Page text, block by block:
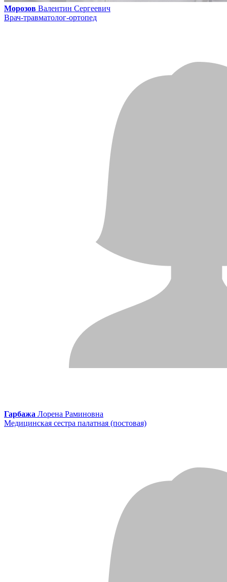
Морозов Валентин Сергеевич
Врач-травматолог-ортопед
Гарбажа Лорена Раминовна
Медицинская сестра палатная (постовая)